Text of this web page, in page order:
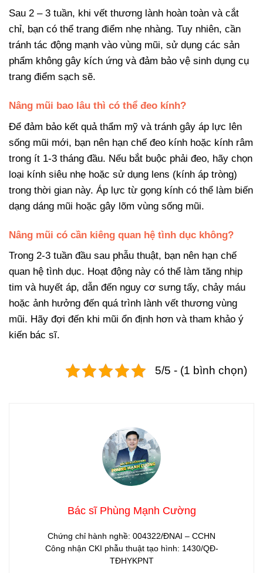
Sau 2 – 3 tuần, khi vết thương lành hoàn toàn và cắt
chỉ, bạn có thể trang điểm nhẹ nhàng. Tuy nhiên, cần
tránh tác động mạnh vào vùng mũi, sử dụng các sản
phẩm không gây kích ứng và đảm bảo vệ sinh dụng cụ
trang điểm sạch sẽ.
Nâng mũi bao lâu thì có thể đeo kính?
Để đảm bảo kết quả thẩm mỹ và tránh gây áp lực lên
sống mũi mới, bạn nên hạn chế đeo kính hoặc kính râm
trong ít 1-3 tháng đầu. Nếu bắt buộc phải đeo, hãy chọn
loại kính siêu nhẹ hoặc sử dụng lens (kính áp tròng)
trong thời gian này. Áp lực từ gọng kính có thể làm biến
dạng dáng mũi hoặc gây lõm vùng sống mũi.
Nâng mũi có cần kiêng quan hệ tình dục không?
Trong 2-3 tuần đầu sau phẫu thuật, bạn nên hạn chế
quan hệ tình dục. Hoạt động này có thể làm tăng nhịp
tim và huyết áp, dẫn đến nguy cơ sưng tấy, chảy máu
hoặc ảnh hưởng đến quá trình lành vết thương vùng
mũi. Hãy đợi đến khi mũi ổn định hơn và tham khảo ý
kiến bác sĩ.
5/5 - (1 bình chọn)
Bác sĩ Phùng Mạnh Cường
Chứng chỉ hành nghề: 004322/ĐNAI – CCHN
Công nhận CKI phẫu thuật tạo hình: 1430/QĐ-
TĐHYKPNT